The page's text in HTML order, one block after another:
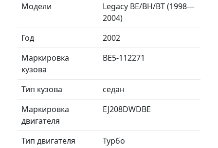
Модели
Legacy BE/BH/BT (1998—
2004)
Год
2002
Маркировка
кузова
BE5-112271
Тип кузова
седан
Маркировка
двигателя
EJ208DWDBE
Тип двигателя
Турбо